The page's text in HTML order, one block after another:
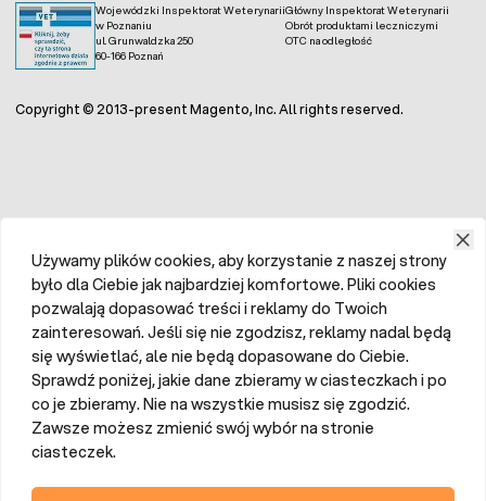
Wojewódzki Inspektorat Weterynarii
w Poznaniu
ul. Grunwaldzka 250
60-166 Poznań
Główny Inspektorat Weterynarii
Obrót produktami leczniczymi
OTC na odległość
Copyright © 2013-present Magento, Inc. All rights reserved.
Używamy plików cookies, aby korzystanie z naszej strony
było dla Ciebie jak najbardziej komfortowe. Pliki cookies
pozwalają dopasować treści i reklamy do Twoich
zainteresowań. Jeśli się nie zgodzisz, reklamy nadal będą
się wyświetlać, ale nie będą dopasowane do Ciebie.
Sprawdź poniżej, jakie dane zbieramy w ciasteczkach i po
co je zbieramy. Nie na wszystkie musisz się zgodzić.
Zawsze możesz zmienić swój wybór na stronie
ciasteczek.